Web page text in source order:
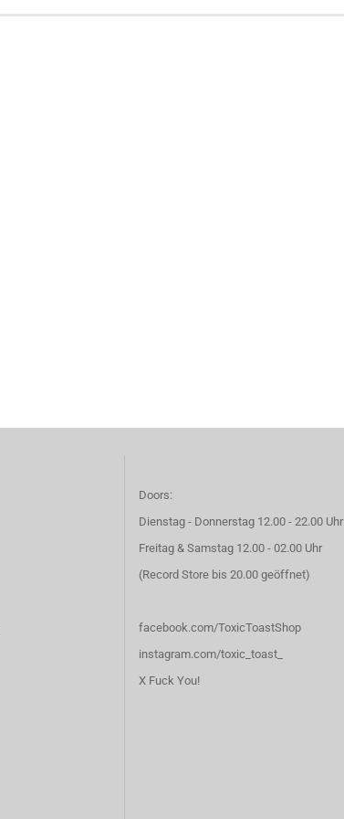
Doors:
Dienstag - Donnerstag 12.00 - 22.00 Uhr
Freitag & Samstag 12.00 - 02.00 Uhr
(Record Store bis 20.00 geöffnet)
facebook.com/ToxicToastShop
instagram.com/toxic_toast_
X Fuck You!